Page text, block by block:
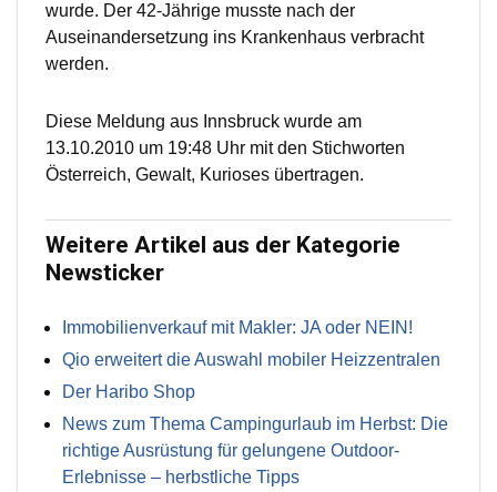
wurde. Der 42-Jährige musste nach der
Auseinandersetzung ins Krankenhaus verbracht
werden.
Diese Meldung aus Innsbruck wurde am
13.10.2010 um 19:48 Uhr mit den Stichworten
Österreich, Gewalt, Kurioses übertragen.
Weitere Artikel aus der Kategorie
Newsticker
Immobilienverkauf mit Makler: JA oder NEIN!
Qio erweitert die Auswahl mobiler Heizzentralen
Der Haribo Shop
News zum Thema Campingurlaub im Herbst: Die
richtige Ausrüstung für gelungene Outdoor-
Erlebnisse – herbstliche Tipps